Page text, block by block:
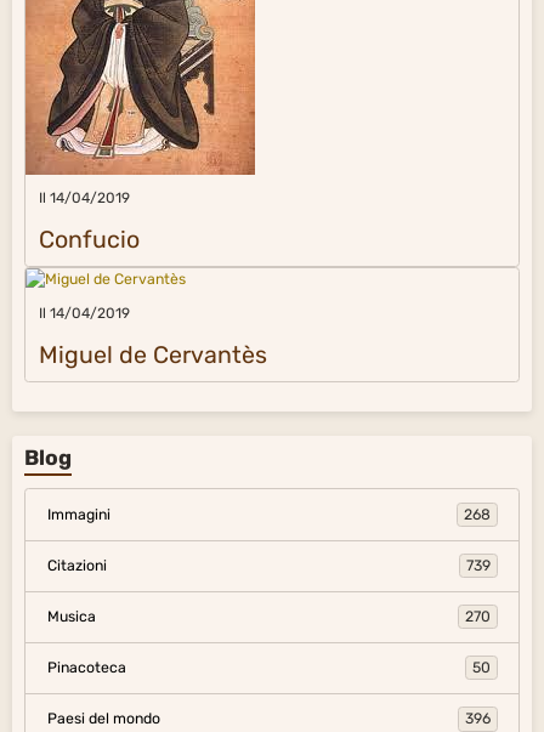
Il 14/04/2019
Confucio
Il 14/04/2019
Miguel de Cervantès
Blog
Immagini 268
Citazioni 739
Musica 270
Pinacoteca 50
Paesi del mondo 396